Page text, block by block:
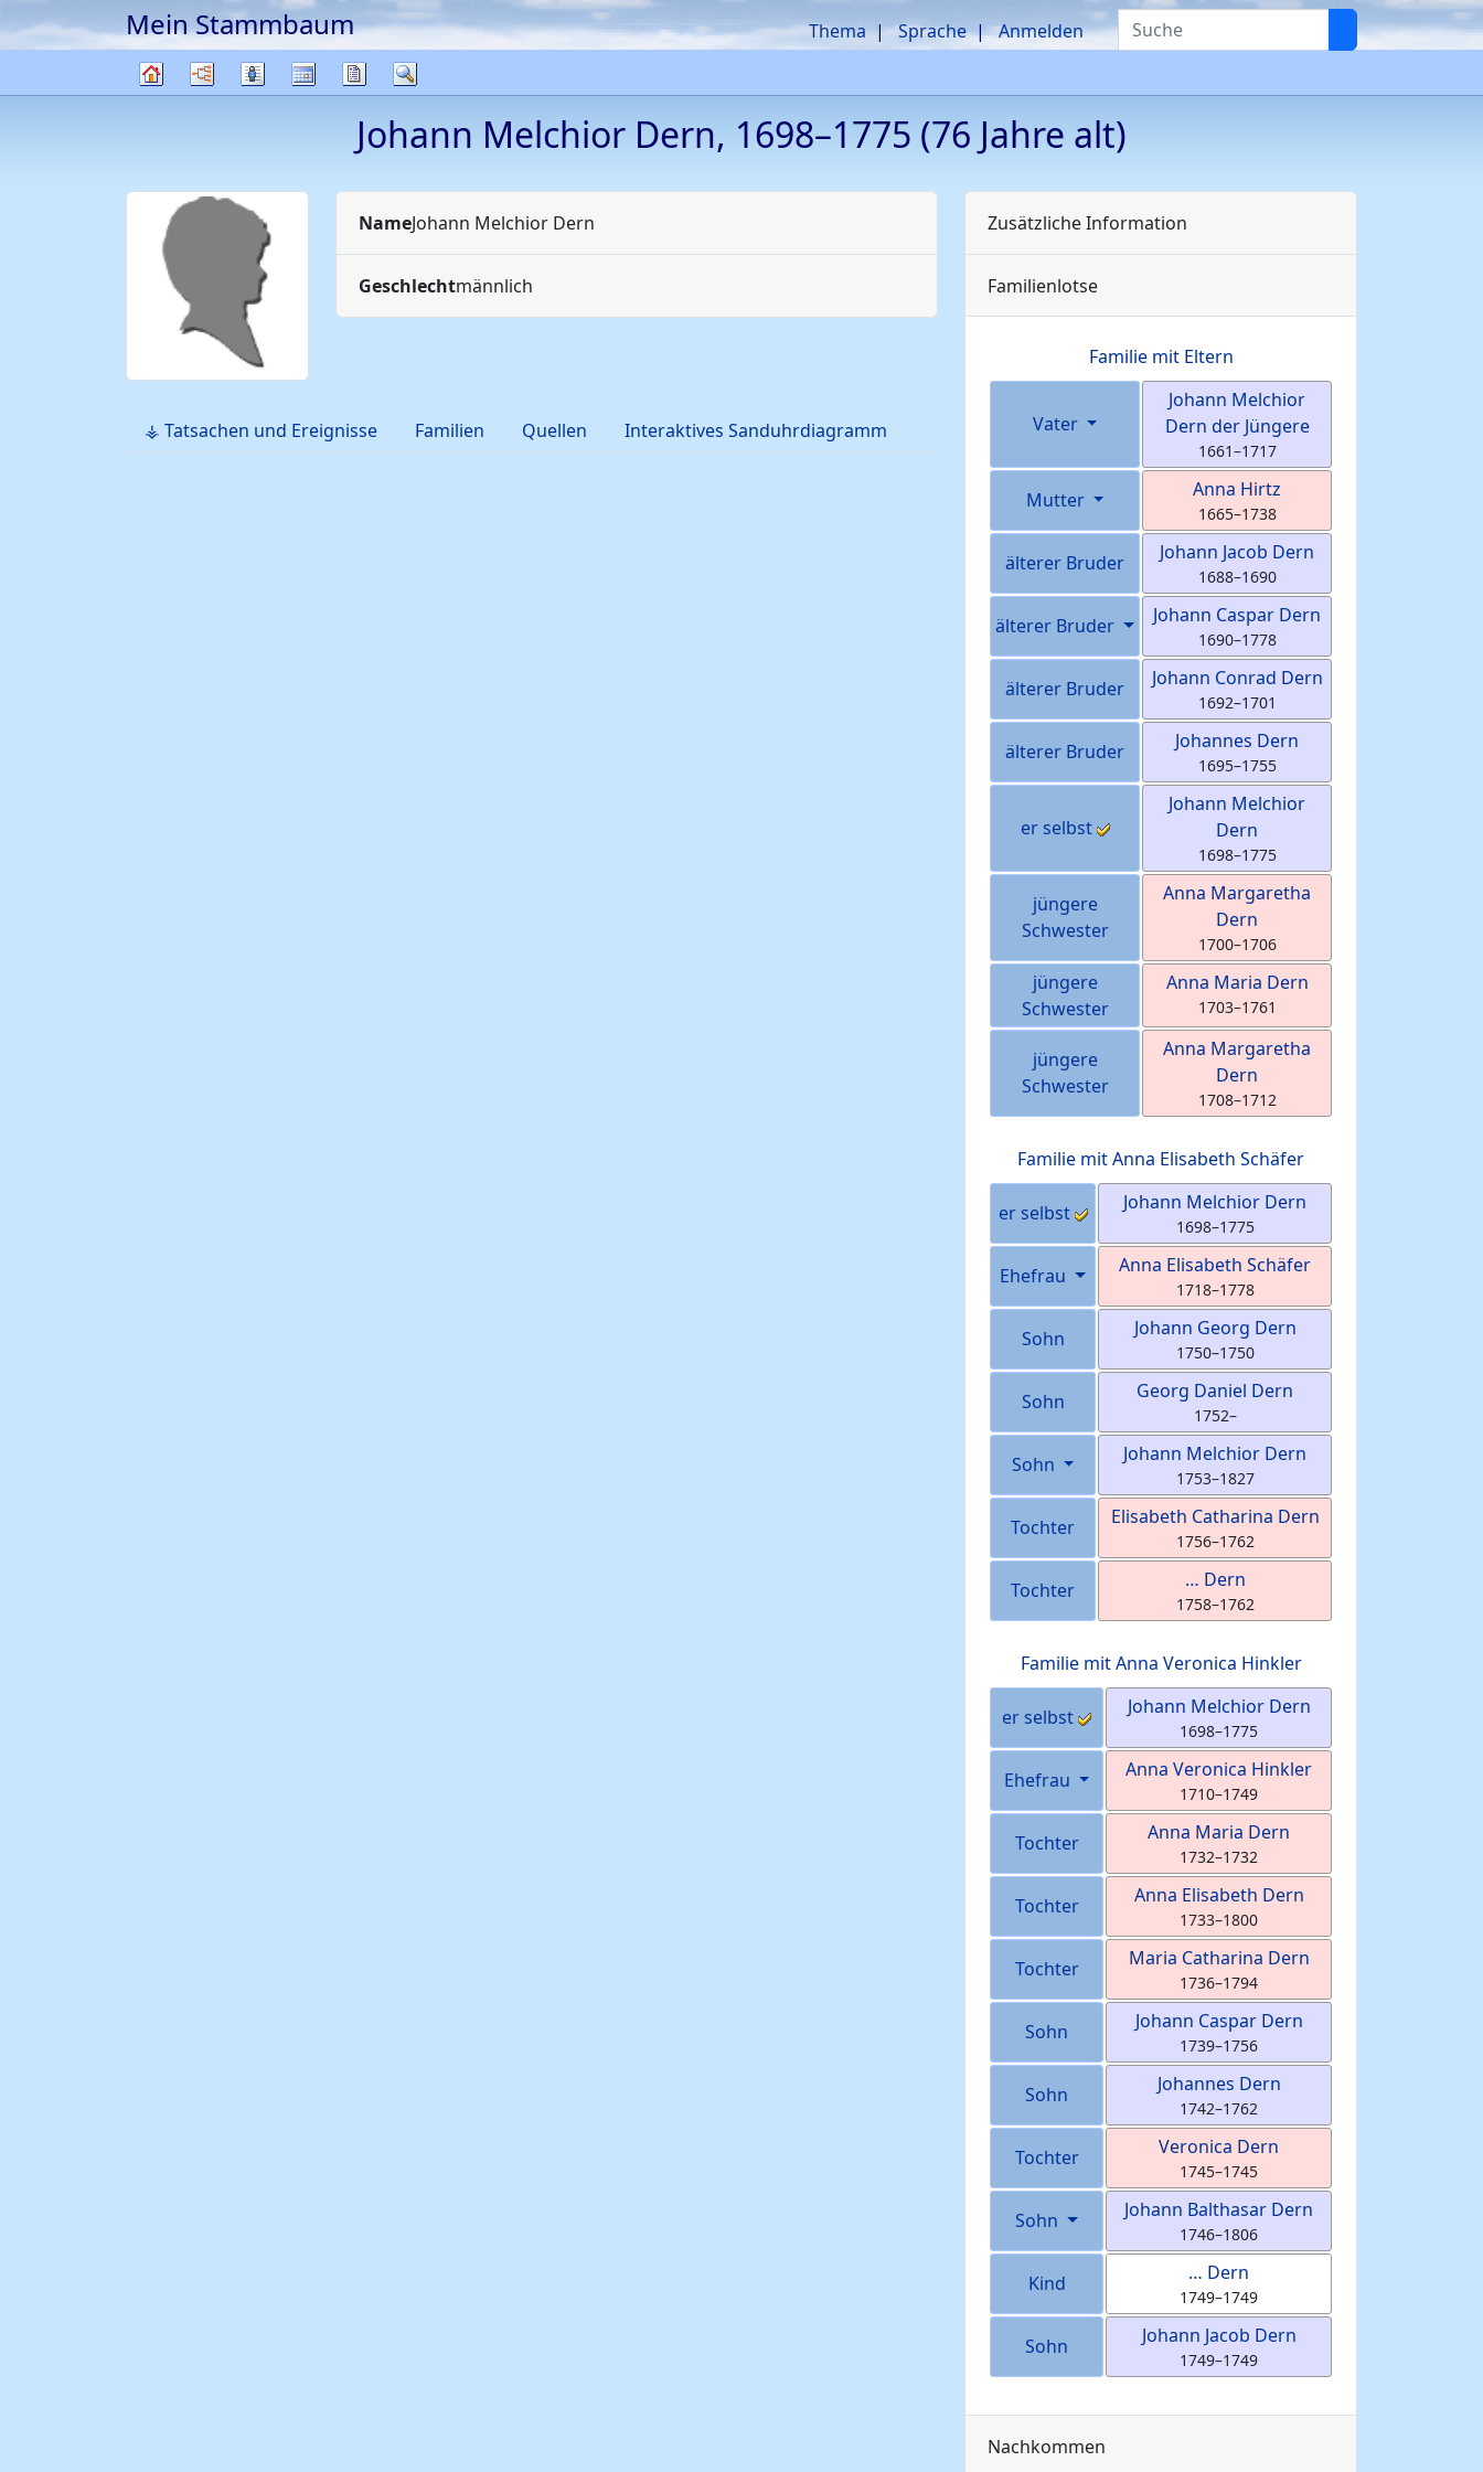
Weiter zu Hauptseite
Mein Stammbaum Suche
Thema Sprache Anmelden
Diagramme
Listen KalenderBerichte
Johann Melchior Dern, 1698–1775 (76 Jahre alt)
NameJohann Melchior Dern
Geschlechtmännlich
⚶ Tatsachen und Ereignisse Familien Quellen Interaktives Sanduhrdiagramm
Zusätzliche Information
Familienlotse
Familie mit Eltern
Vater
Johann Melchior
Dern der Jüngere
1661–1717
Mutter Anna Hirtz
1665–1738
älterer Bruder Johann Jacob Dern
1688–1690
älterer Bruder Johann Caspar Dern
1690–1778
älterer Bruder Johann Conrad Dern
1692–1701
älterer Bruder Johannes Dern
1695–1755
er selbst
Johann Melchior
Dern
1698–1775
jüngere
Schwester
Anna Margaretha
Dern
1700–1706
jüngere
Schwester
Anna Maria Dern
1703–1761
jüngere
Schwester
Anna Margaretha
Dern
1708–1712
Familie mitAnna Elisabeth Schäfer
er selbst Johann Melchior Dern
1698–1775
Ehefrau Anna Elisabeth Schäfer
1718–1778
Sohn Johann Georg Dern
1750–1750
Sohn Georg Daniel Dern
1752–
Sohn Johann Melchior Dern
1753–1827
Tochter Elisabeth Catharina Dern
1756–1762
Tochter … Dern
1758–1762
Familie mitAnna Veronica Hinkler
er selbst Johann Melchior Dern
1698–1775
Ehefrau Anna Veronica Hinkler
1710–1749
Tochter Anna Maria Dern
1732–1732
Tochter Anna Elisabeth Dern
1733–1800
Tochter Maria Catharina Dern
1736–1794
Sohn Johann Caspar Dern
1739–1756
Sohn Johannes Dern
1742–1762
Tochter Veronica Dern
1745–1745
Sohn Johann Balthasar Dern
1746–1806
Kind … Dern
1749–1749
Sohn Johann Jacob Dern
1749–1749
Nachkommen